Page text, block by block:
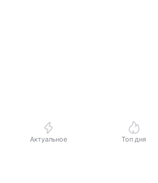
Актуальное Топ дня